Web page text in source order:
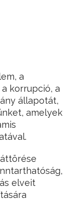
a
korrupció, a
állapotát,
amelyek
elveit